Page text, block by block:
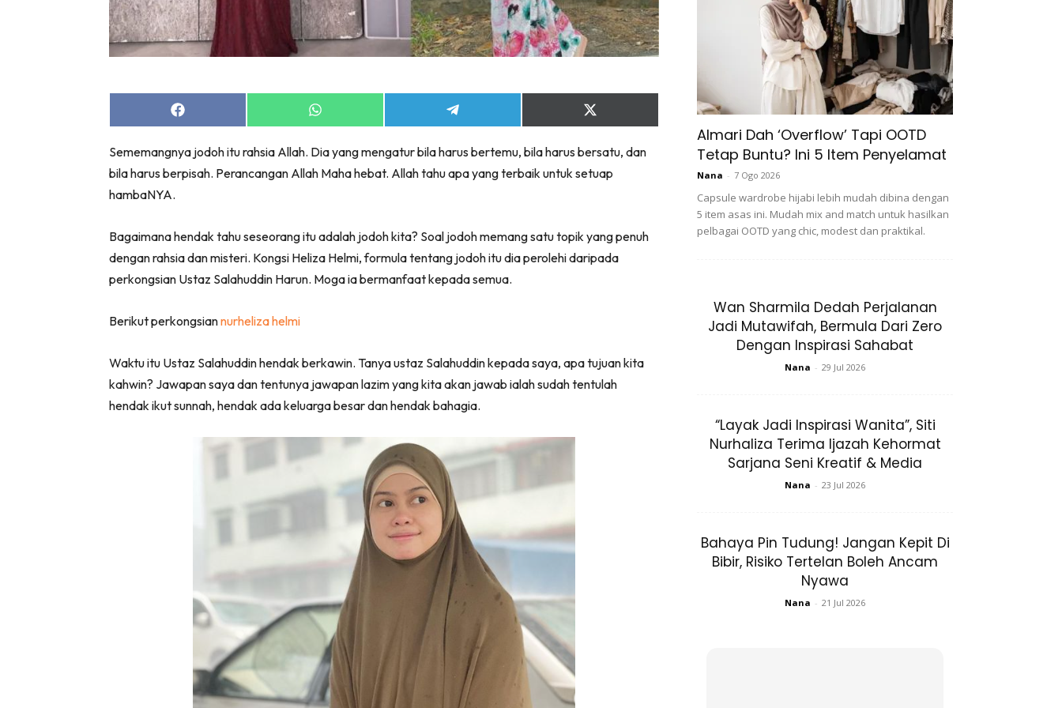
Share
on
Share
on
Share
on
Share
on
(Twitter)
Sememangnya jodoh itu rahsia Allah. Dia yang mengatur bila harus bertemu, bila harus bersatu, dan
bila harus berpisah. Perancangan Allah Maha hebat. Allah tahu apa yang terbaik untuk setuap
hambaNYA.
Bagaimana hendak tahu seseorang itu adalah jodoh kita? Soal jodoh memang satu topik yang penuh
dengan rahsia dan misteri. Kongsi Heliza Helmi, formula tentang jodoh itu dia perolehi daripada
perkongsian Ustaz Salahuddin Harun. Moga ia bermanfaat kepada semua.
Berikut perkongsiannurheliza helmi
Waktu itu Ustaz Salahuddin hendak berkawin. Tanya ustaz Salahuddin kepada saya, apa tujuan kita
kahwin? Jawapan saya dan tentunya jawapan lazim yang kita akan jawab ialah sudah tentulah
hendak ikut sunnah, hendak ada keluarga besar dan hendak bahagia.
Almari Dah ‘Overflow’ Tapi OOTD
Tetap Buntu? Ini 5 Item Penyelamat
Nana - 7 Ogo 2026
Capsule wardrobe hijabi lebih mudah dibina dengan
5 item asas ini. Mudah mix and match untuk hasilkan
pelbagai OOTD yang chic, modest dan praktikal.
Wan Sharmila Dedah Perjalanan
Jadi Mutawifah, Bermula Dari Zero
Dengan Inspirasi Sahabat
Nana - 29 Jul 2026
“Layak Jadi Inspirasi Wanita”, Siti
Nurhaliza Terima Ijazah Kehormat
Sarjana Seni Kreatif & Media
Nana - 23 Jul 2026
Bahaya Pin Tudung! Jangan Kepit Di
Bibir, Risiko Tertelan Boleh Ancam
Nyawa
Nana - 21 Jul 2026